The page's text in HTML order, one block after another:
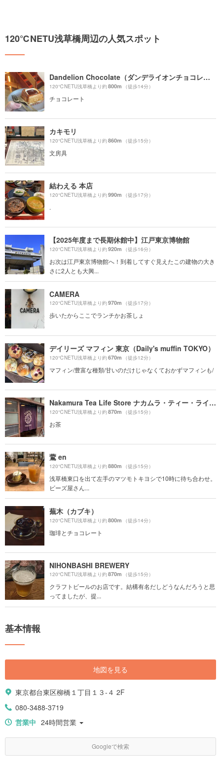
120℃NETU浅草橋周辺の人気スポット
Dandelion Chocolate（ダンデライオンチョコレート）
120℃NETU浅草橋より約800m （徒歩14分）
チョコレート
カキモリ
120℃NETU浅草橋より約860m （徒歩15分）
文房具
結わえる 本店
120℃NETU浅草橋より約990m （徒歩17分）
.
【2025年度まで長期休館中】江戸東京博物館
120℃NETU浅草橋より約920m （徒歩16分）
お次は江戸東京博物館へ！到着してすぐ見えたこの建物の大き
さに2人とも大興...
CAMERA
120℃NETU浅草橋より約970m （徒歩17分）
歩いたからここでランチかお茶しょ
デイリーズ マフィン 東京（Daily's muffin TOKYO）
120℃NETU浅草橋より約670m （徒歩12分）
マフィン/豊富な種類/甘いのだけじゃなくておかずマフィンも/
Nakamura Tea Life Store ナカムラ・ティー・ライフ・ストア
120℃NETU浅草橋より約870m （徒歩15分）
お茶
鷰 en
120℃NETU浅草橋より約880m （徒歩15分）
浅草橋東口を出て左手のマツモトキヨシで10時に待ち合わせ。
ビーズ屋さん...
蕪木（カブキ）
120℃NETU浅草橋より約800m （徒歩14分）
珈琲とチョコレート
NIHONBASHI BREWERY
120℃NETU浅草橋より約870m （徒歩15分）
クラフトビールのお店です。結構有名だしどうなんだろうと思
ってましたが、提...
基本情報
地図を見る
東京都台東区柳橋１丁目１３-４ 2F
080-3488-3719
営業中 24時間営業
Googleで検索